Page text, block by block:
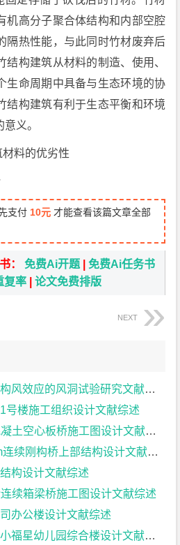
机高分子聚合体结构和内部空腔
隔热性能，与此同时竹材废弃后
构建筑从材料的制造、使用、
生命周期中具备与生态环境的协
结构建筑有利于生态平衡和环境
义。
料的优劣性
支付 10元 才能查看该篇文章全部
：免费Ai开题 |免费Ai任务书
复率 |论文免费排版
NEXT
效应的风洞试验研究文献综述
号楼施工组织设计文献综述
土空心板桥施工图设计文献综述
续刚构桥上部结构设计文献综述
构设计文献综述
续箱梁桥施工图设计文献综述
办公楼设计文献综述
星幼儿园综合楼设计文献综述